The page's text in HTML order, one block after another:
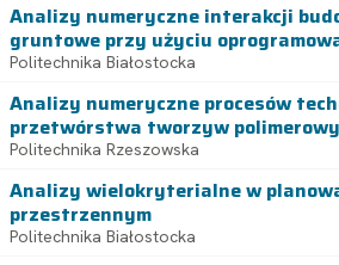
Analizy numeryczne interakcji
gruntowe przy użyciu
Politechnika Białostocka
Analizy numeryczne procesów
przetwórstwa tworzyw
Politechnika Rzeszowska
Analizy wielokryterialne w
przestrzennym
Politechnika Białostocka